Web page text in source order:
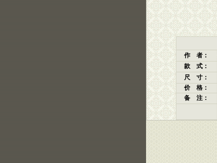
作 者：
款 式：
尺 寸：
价 格：
备 注：